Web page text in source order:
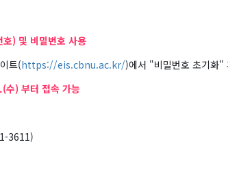
) 및 비밀번호 사용
트(https://eis.cbnu.ac.kr/)에서 "비밀번호 초기화"
) 부터 접속 가능
3611)